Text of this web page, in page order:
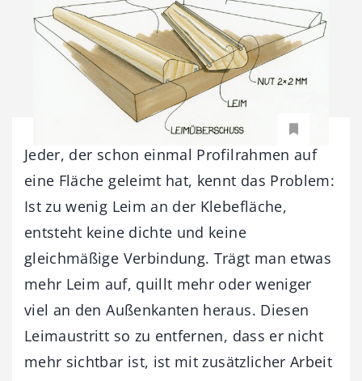
Jeder, der schon einmal Profilrahmen auf
eine Fläche geleimt hat, kennt das Problem:
Ist zu wenig Leim an der Klebefläche,
entsteht keine dichte und keine
gleichmäßige Verbindung. Trägt man etwas
mehr Leim auf, quillt mehr oder weniger
viel an den Außenkanten heraus. Diesen
Leimaustritt so zu entfernen, dass er nicht
mehr sichtbar ist, ist mit zusätzlicher Arbeit